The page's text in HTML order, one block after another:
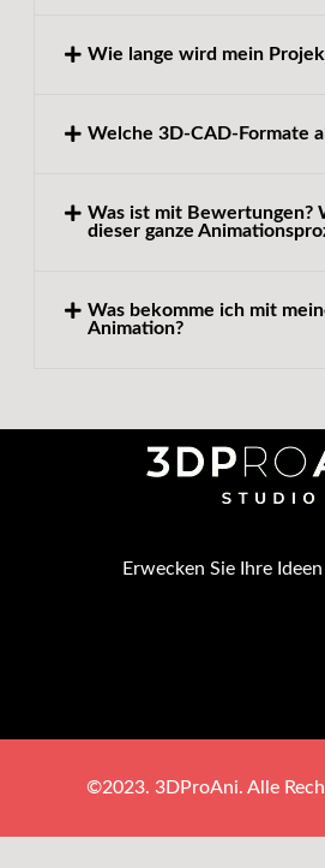
Wie lange wird mein
Welche 3D-CAD-Formate
Was ist mit Bewertungen?
dieser ganze
Was bekomme ich mit
Animation?
Erwecken Sie Ihre
©2023. 3DProAni. Alle